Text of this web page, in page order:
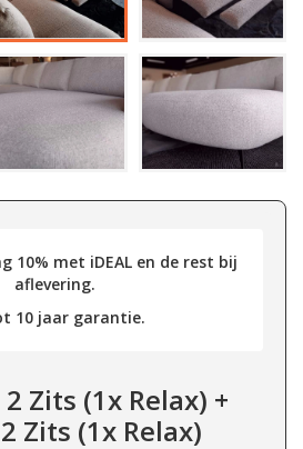
10% met iDEAL en de rest bij
aflevering.
10 jaar garantie.
Zits (1x Relax) +
Zits (1x Relax)